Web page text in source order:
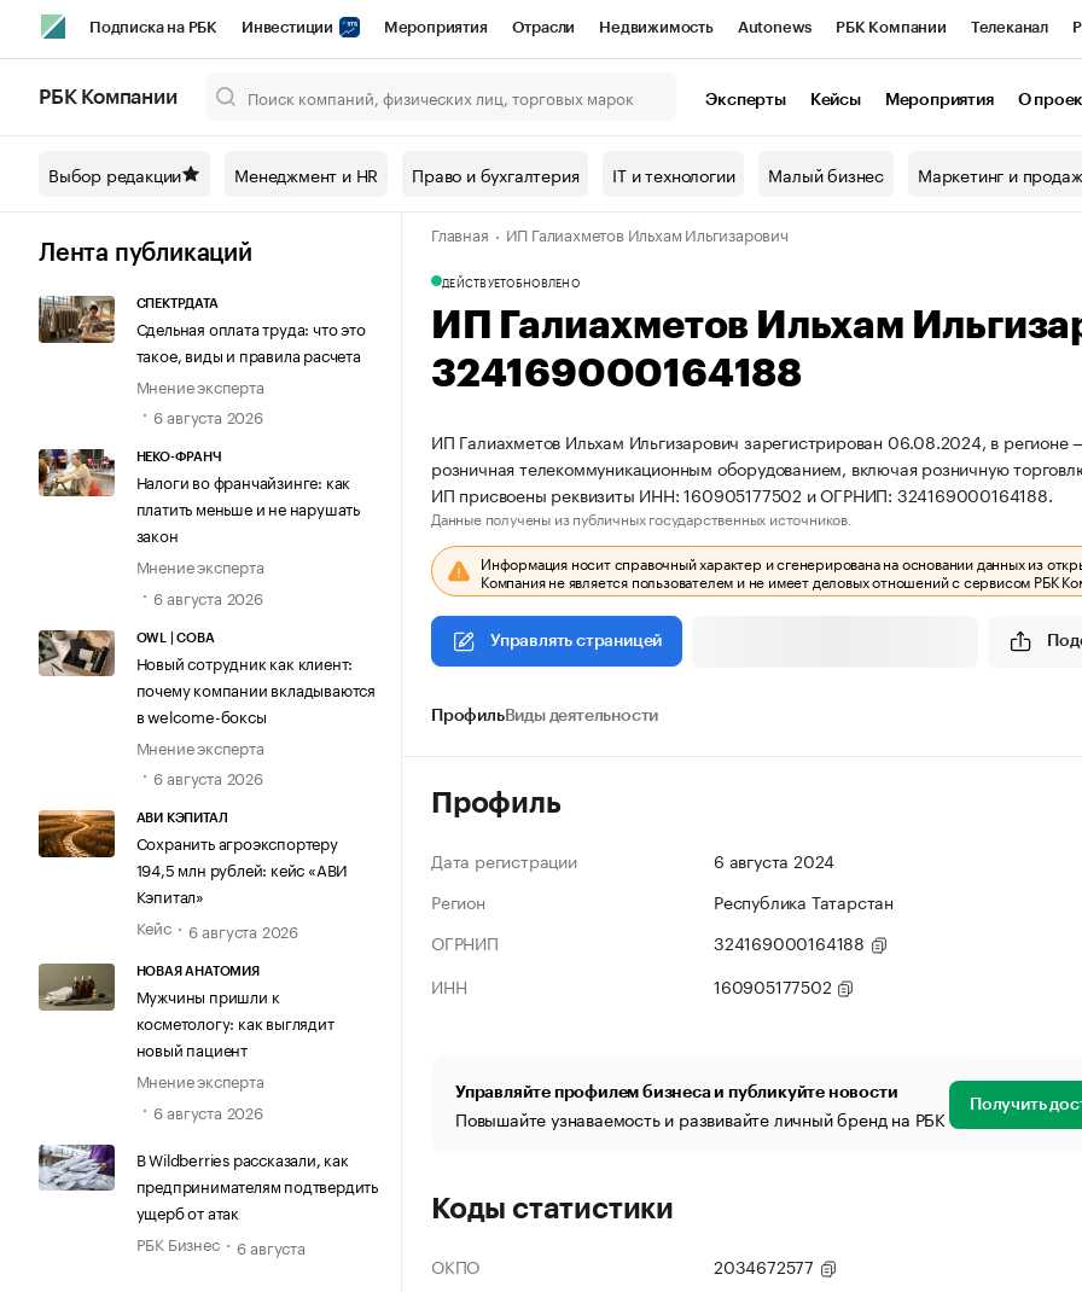
Подписка на РБК Инвестиции Мероприятия Отрасли Недвижимость Autonews РБК Компании Телеканал
Спецпроекты СПб Конференции СПб Спецпроекты Проверка контрагентов
Технологии и медиа Рынок наличной валюты
РБК Компании Эксперты Кейсы Мероприятия О
Выбор редакции Менеджмент и HR Право и бухгалтерия IT и технологии Малый бизнес Маркетинг и
Лента публикаций
СПЕКТРДАТА
Сдельная оплата труда: что это
такое, виды и правила расчета
Мнение эксперта
6 августа 2026
НЕКО-ФРАНЧ
Налоги во франчайзинге: как
платить меньше и не нарушать
закон
Мнение эксперта
6 августа 2026
OWL | СОВА
Новый сотрудник как клиент:
почему компании вкладываются
в welcome-боксы
Мнение эксперта
6 августа 2026
АВИ КЭПИТАЛ
Сохранить агроэкспортеру
194,5 млн рублей: кейс «АВИ
Кэпитал»
Кейс
6 августа 2026
НОВАЯ АНАТОМИЯ
Мужчины пришли к
косметологу: как выглядит
новый пациент
Мнение эксперта
6 августа 2026
В Wildberries рассказали, как
предпринимателям подтвердить
ущерб от атак
РБК Бизнес
6 августа
Главная ИП Галиахметов Ильхам Ильгизарович
ДЕЙСТВУЕТОБНОВЛЕНО
ИП Галиахметов Ильхам
324169000164188
ИП Галиахметов Ильхам Ильгизарович зарегистрирован 06.08.2024, в регионе
розничная телекоммуникационным оборудованием, включая розничную
ИП присвоены реквизиты ИНН: 160905177502 и ОГРНИП: 324169000164188.
Данные получены из публичных государственных источников.
Информация носит справочный характер и сгенерирована на основании данных из
Компания не является пользователем и не имеет деловых отношений с сервисом РБК
Управлять страницей
ПрофильВиды деятельности
Профиль
Дата регистрации
6 августа 2024
Регион
Республика Татарстан
ОГРНИП
324169000164188
ИНН
160905177502
Управляйте профилем бизнеса и публикуйте новости
Повышайте узнаваемость и развивайте личный бренд на РБК Получить
Коды статистики
ОКПО
2034672577